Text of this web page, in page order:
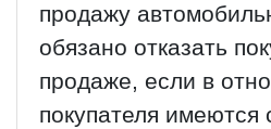
продажу
обязано отказать
продаже, если в
покупателя имеются